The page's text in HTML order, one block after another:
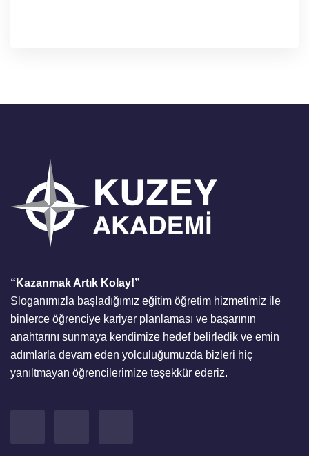
“Kazanmak Artık Kolay!”
Sloganımızla başladığımız eğitim öğretim hizmetimiz ile
binlerce öğrenciye kariyer planlaması ve başarının
anahtarını sunmaya kendimize hedef belirledik ve emin
adımlarla devam eden yolculuğumuzda bizleri hiç
yanıltmayan öğrencilerimize teşekkür ederiz.